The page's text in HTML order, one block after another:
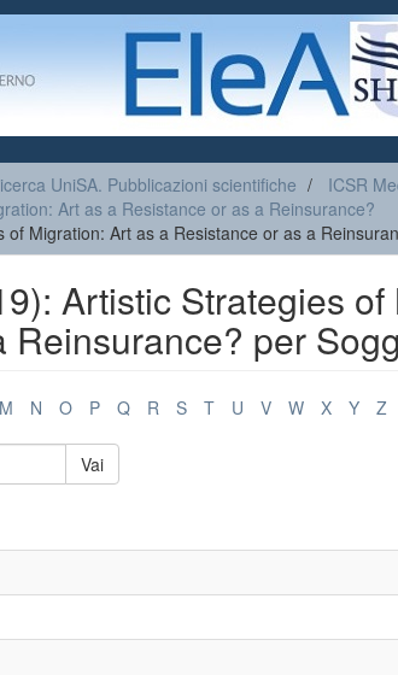
UniSA. Pubblicazioni scientifiche ICSR
Art as a Resistance or as a Reinsurance?
Migration: Art as a Resistance or as a
Artistic Strategies
per
M N O P Q R S T U V W X Y Z
Vai